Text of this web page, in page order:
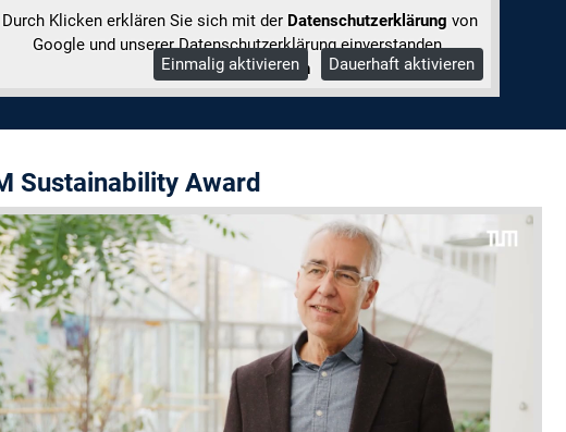
Durch Klicken erklären Sie sich mit der Datenschutzerklärung von
Google und unserer Datenschutzerklärung einverstanden.
Mehr Informationen
Einmalig aktivieren Dauerhaft aktivieren
Sustainability Award